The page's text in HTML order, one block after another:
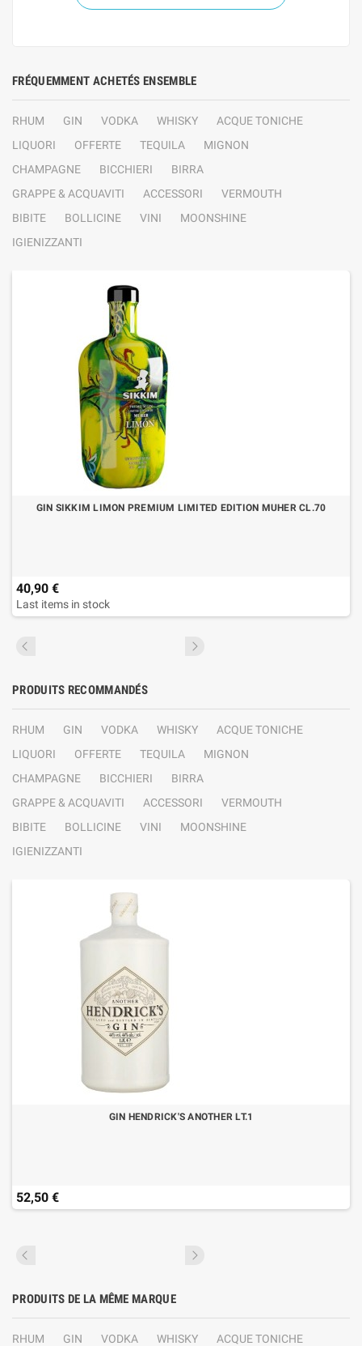
FRÉQUEMMENT ACHETÉS ENSEMBLE
RHUM GIN VODKA WHISKY
ACQUE TONICHE
LIQUORI
OFFERTE TEQUILA
MIGNON
CHAMPAGNE
BICCHIERI
BIRRA
GRAPPE & ACQUAVITI
ACCESSORI
VERMOUTH
BIBITE
BOLLICINE VINI
MOONSHINE
IGIENIZZANTI
GIN SIKKIM LIMON PREMIUM LIMITED EDITION MUHER CL.70
40,90 €
Last items in stock
PRODUITS RECOMMANDÉS
RHUM GIN VODKA WHISKY
ACQUE TONICHE
LIQUORI
OFFERTE TEQUILA
MIGNON
CHAMPAGNE
BICCHIERI
BIRRA
GRAPPE & ACQUAVITI
ACCESSORI
VERMOUTH
BIBITE
BOLLICINE VINI
MOONSHINE
IGIENIZZANTI
GIN HENDRICK'S ANOTHER LT.1
52,50 €
PRODUITS DE LA MÊME MARQUE
RHUM GIN VODKA WHISKY
ACQUE TONICHE